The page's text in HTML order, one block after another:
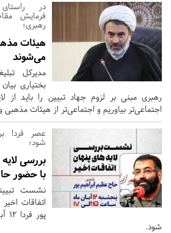
در
فرمایش
رهبری؛
هیئات
می‌شوند
مدیرکل
بختیاری
رهبری مبنی بر لزوم جهاد تبیین را باید از
اجتماعی‌تر بیاوریم و اجتماعی‌تر از هیئات مذهبی
عصر فردا
شود؛
بررسی
با حضور
نشست
اتفاقات
شود.